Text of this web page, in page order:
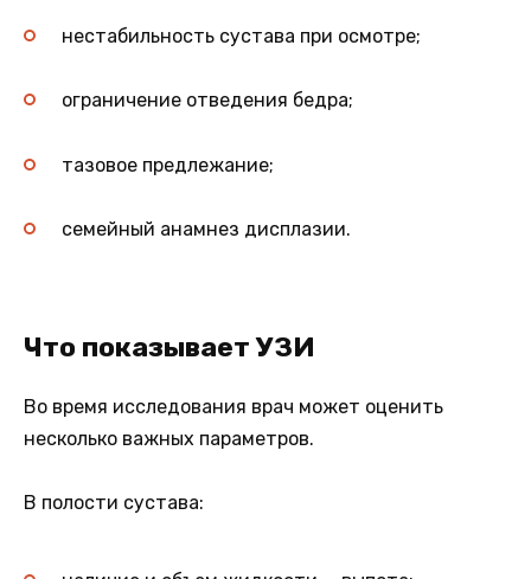
нестабильность сустава при осмотре;
ограничение отведения бедра;
тазовое предлежание;
семейный анамнез дисплазии.
Что показывает УЗИ
Во время исследования врач может оценить
несколько важных параметров.
В полости сустава: